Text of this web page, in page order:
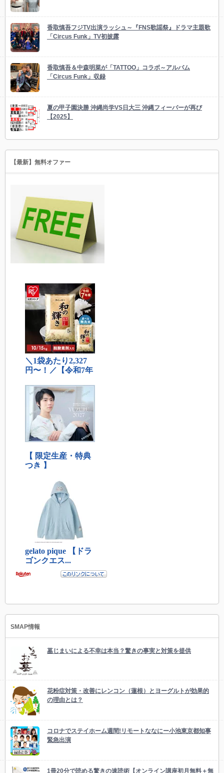
香取慎吾フジTV出演ラッシュ～『FNS歌謡祭』ドラマ主題歌
「Circus Funk」TV初披露
香取慎吾＆中森明菜が「TATTOO」コラボ～アルバム
「Circus Funk」収録
夏の甲子園決勝 沖縄尚学VS日大三 沖縄フィーバーが再び
【2025】
【最新】無料オファー
SMAP情報
墓じまいによる不幸は本当？驚きの事実と対策を提供
花粉症対策・改善にレンコン（蓮根）とヨーグルトが効果的
の理由とは？
コロナでステイホーム週間!リモートななにー小池東京都知事
緊急出演
1冊20分で読める驚きの速読術【オンライン講座初月無料＋無